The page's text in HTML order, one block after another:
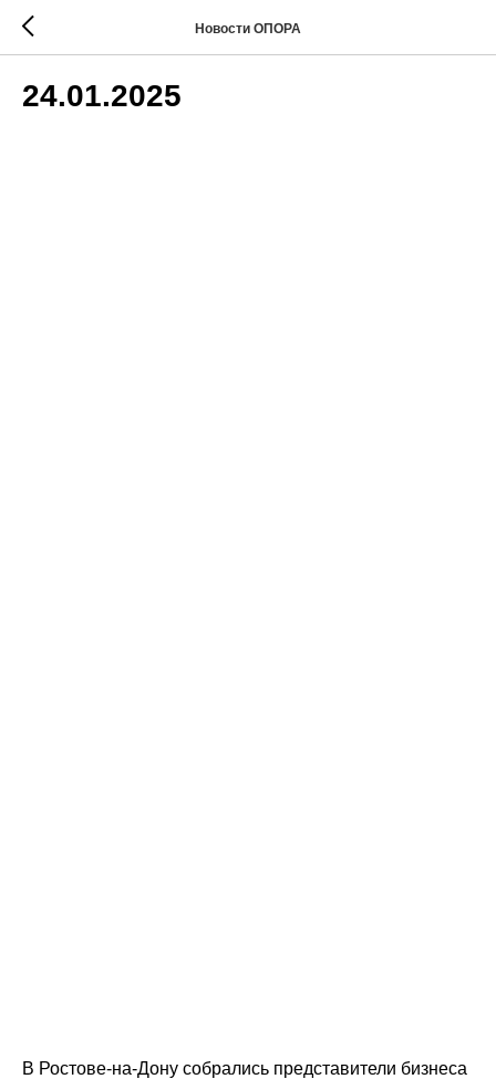
Новости ОПОРА
24.01.2025
В Ростове-на-Дону собрались представители бизнеса